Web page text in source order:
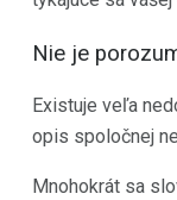
Nie je
Existuje veľa
opis spoločnej
Mnohokrát sa